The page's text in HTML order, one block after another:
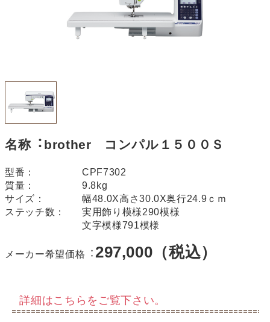
名称︓brother コンパル１５００Ｓ
型番：
CPF7302
質量：
9.8kg
サイズ：
幅48.0X高さ30.0X奥行24.9ｃｍ
ステッチ数：
実用飾り模様290模様
文字模様791模様
メーカー希望価格︓ 297,000（税込）
詳細はこちらをご覧下さい。